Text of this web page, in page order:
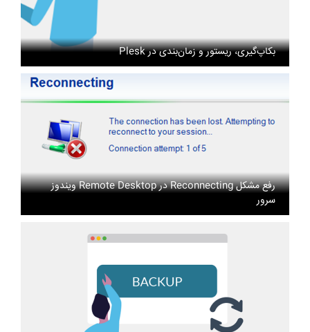
بکاپ‌گیری، ریستور و زمان‌بندی در Plesk
رفع مشکل Reconnecting در Remote Desktop ویندوز
سرور